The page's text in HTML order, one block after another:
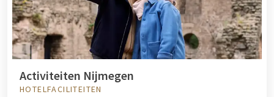
Activiteiten Nijmegen
HOTELFACILITEITEN